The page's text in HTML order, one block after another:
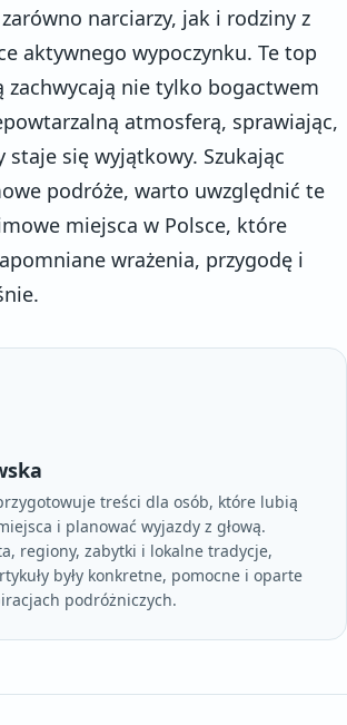
narciarzy, jak i rodziny z
aktywnego wypoczynku. Te top
zachwycają nie tylko bogactwem
atmosferą, sprawiając,
staje się wyjątkowy. Szukając
podróże, warto uwzględnić te
miejsca w Polsce, które
wrażenia, przygodę i
treści dla osób, które lubią
i planować wyjazdy z głową.
regiony, zabytki i lokalne tradycje,
były konkretne, pomocne i oparte
podróżniczych.